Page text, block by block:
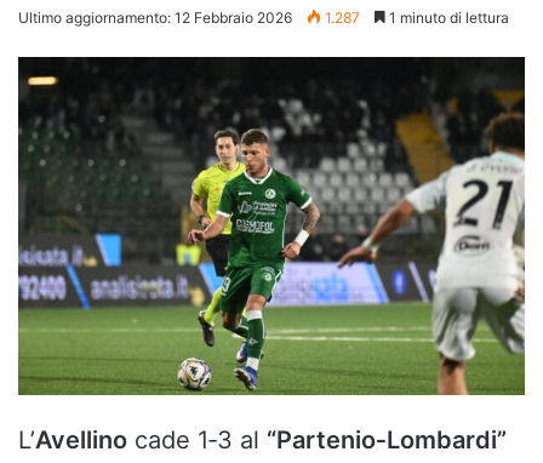
Ultimo aggiornamento: 12 Febbraio 2026 1.287 1 minuto di lettura
L’Avellino cade 1‑3 al “Partenio‑Lombardi”